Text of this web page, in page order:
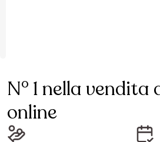
N° 1 nella vendita
online